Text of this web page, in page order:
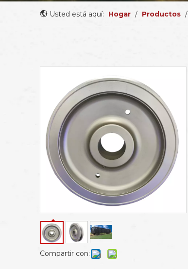
Usted está aquí: Hogar / Productos /
Compartir con: